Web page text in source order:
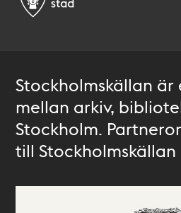
Stockholmskällan
mellan arkiv,
Stockholm.
till Stockholmskällan